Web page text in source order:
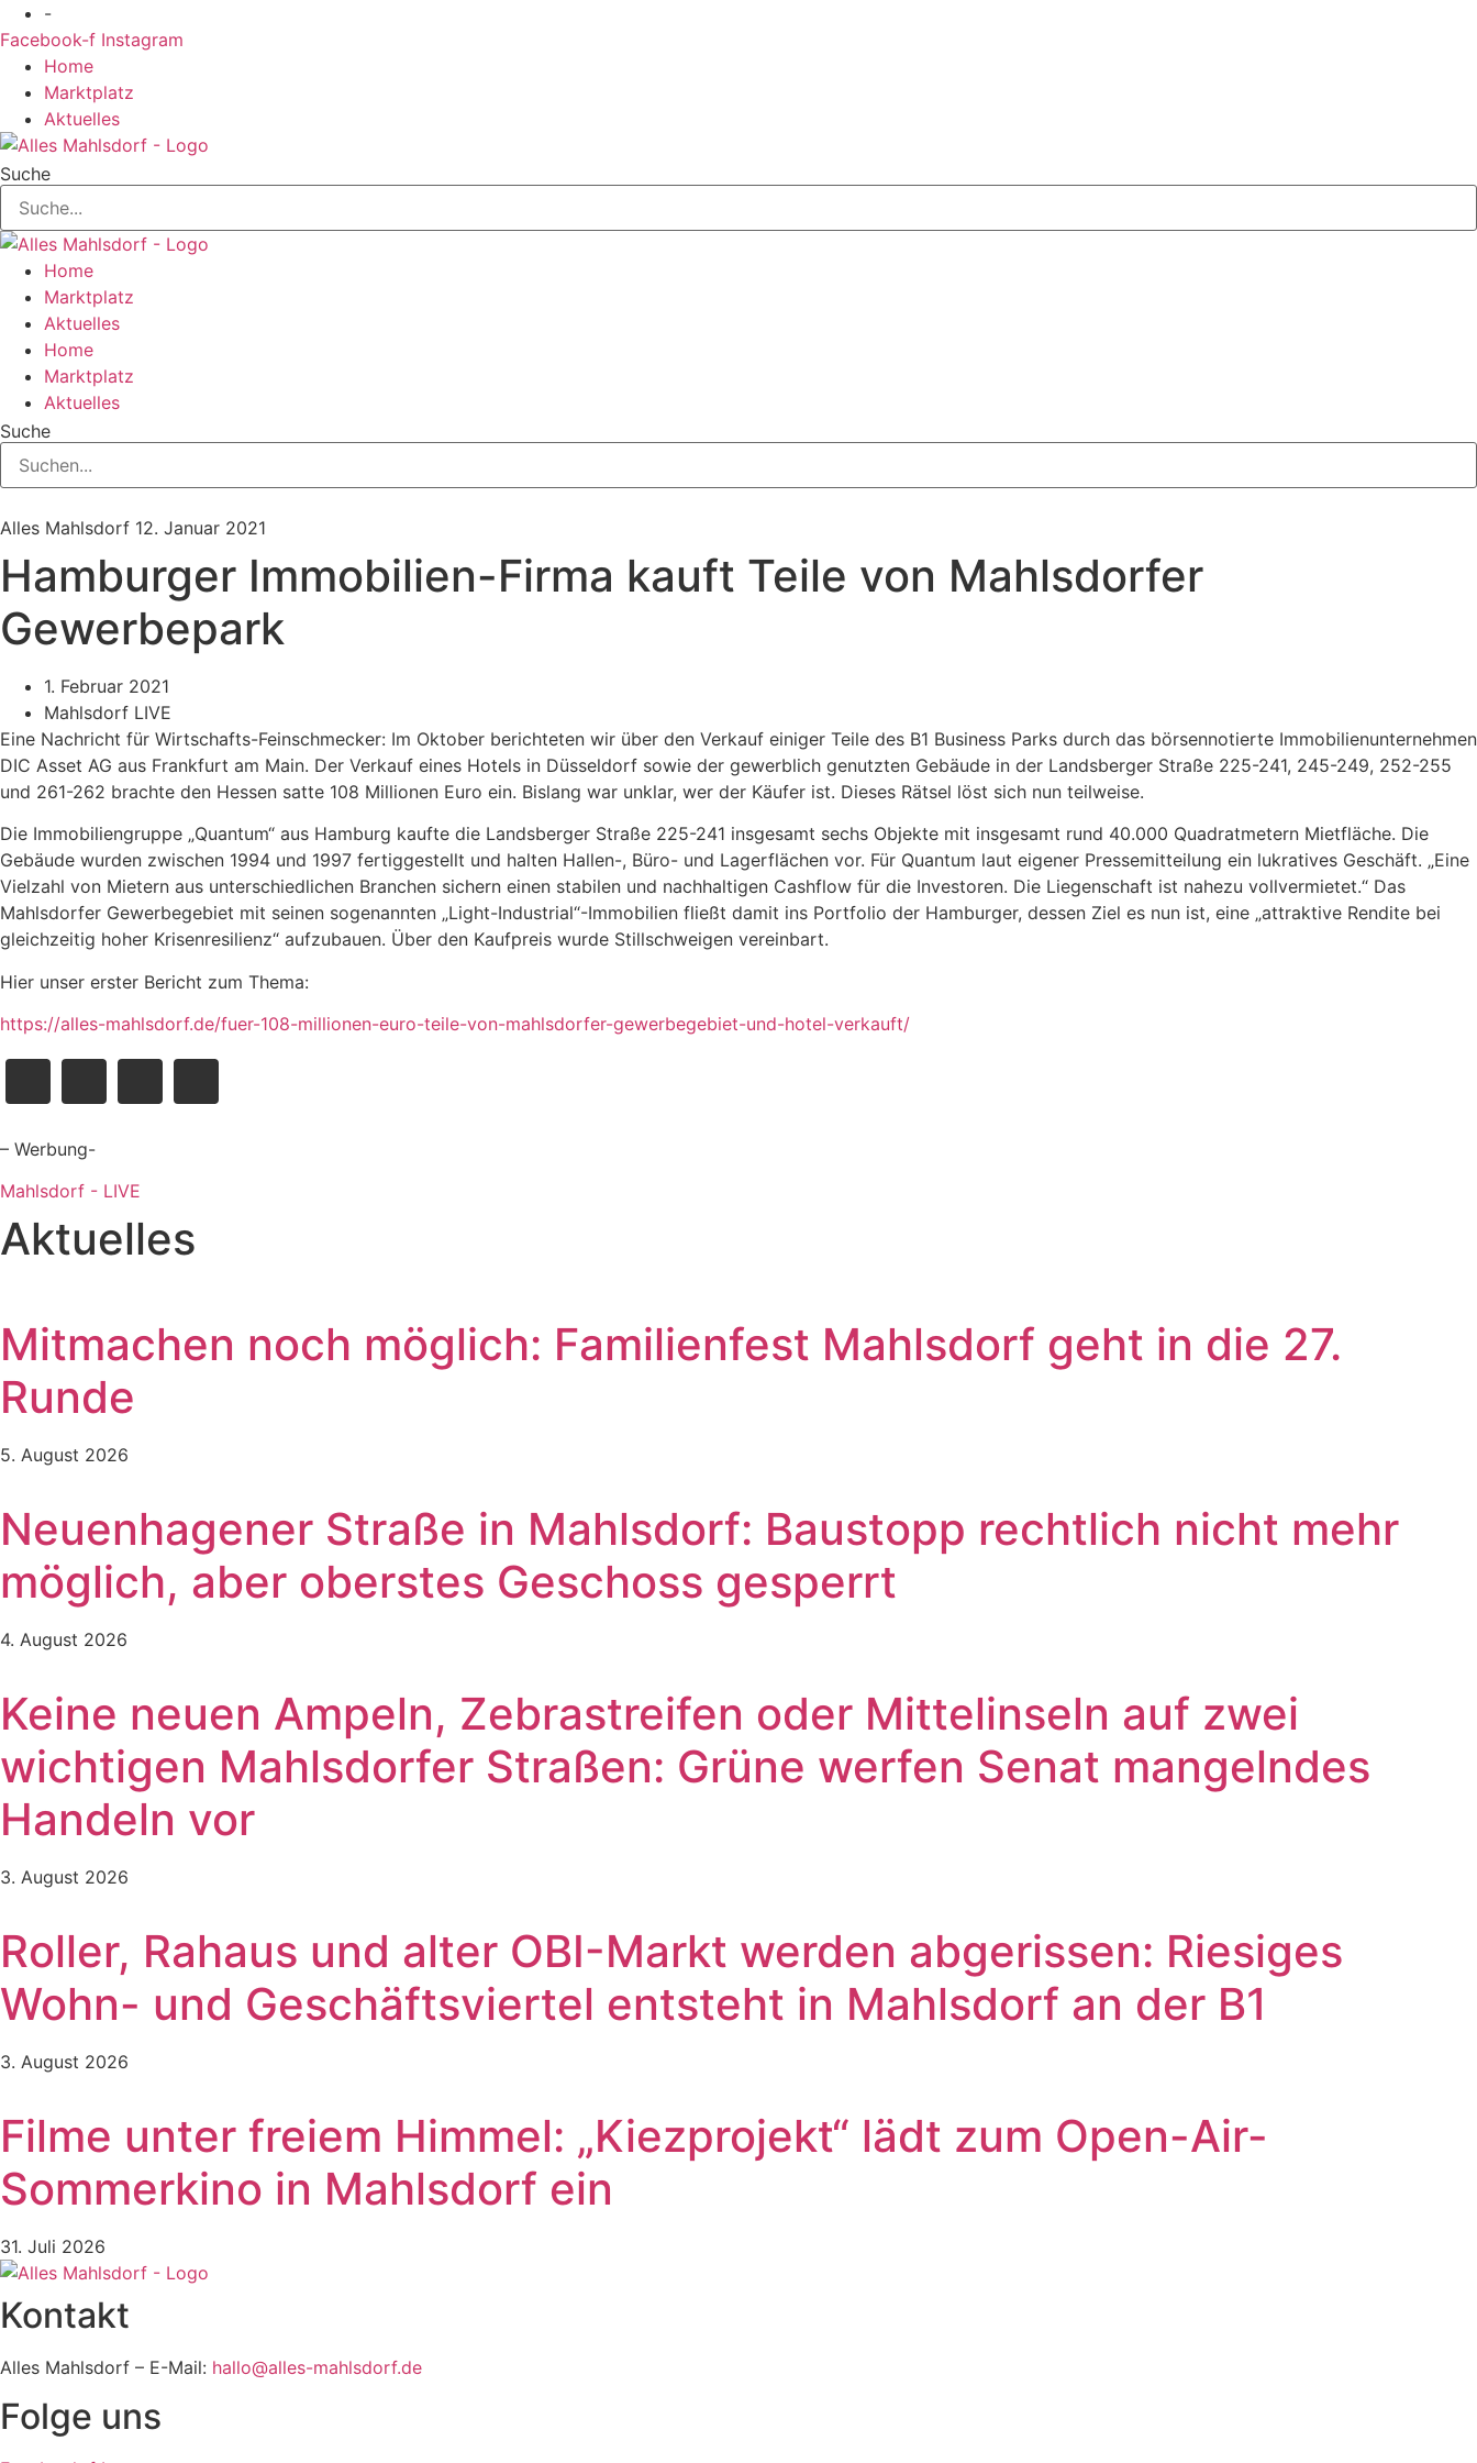
Zum
Inhalt
springen
-
Facebook-f Instagram
Home
Marktplatz
Aktuelles
Suche
Home
Marktplatz
Aktuelles
Home
Marktplatz
Aktuelles
Suche
Alles Mahlsdorf 12. Januar 2021
Hamburger Immobilien-Firma kauft Teile von Mahlsdorfer
Gewerbepark
1. Februar 2021
Mahlsdorf LIVE
Eine Nachricht für Wirtschafts-Feinschmecker: Im Oktober berichteten wir über den Verkauf einiger Teile des B1 Business Parks durch das börsennotierte Immobilienunternehmen
DIC Asset AG aus Frankfurt am Main. Der Verkauf eines Hotels in Düsseldorf sowie der gewerblich genutzten Gebäude in der Landsberger Straße 225-241, 245-249, 252-255
und 261-262 brachte den Hessen satte 108 Millionen Euro ein. Bislang war unklar, wer der Käufer ist. Dieses Rätsel löst sich nun teilweise.
Die Immobiliengruppe „Quantum“ aus Hamburg kaufte die Landsberger Straße 225-241 insgesamt sechs Objekte mit insgesamt rund 40.000 Quadratmetern Mietfläche. Die
Gebäude wurden zwischen 1994 und 1997 fertiggestellt und halten Hallen-, Büro- und Lagerflächen vor. Für Quantum laut eigener Pressemitteilung ein lukratives Geschäft. „Eine
Vielzahl von Mietern aus unterschiedlichen Branchen sichern einen stabilen und nachhaltigen Cashflow für die Investoren. Die Liegenschaft ist nahezu vollvermietet.“ Das
Mahlsdorfer Gewerbegebiet mit seinen sogenannten „Light-Industrial“-Immobilien fließt damit ins Portfolio der Hamburger, dessen Ziel es nun ist, eine „attraktive Rendite bei
gleichzeitig hoher Krisenresilienz“ aufzubauen. Über den Kaufpreis wurde Stillschweigen vereinbart.
Hier unser erster Bericht zum Thema:
https://alles-mahlsdorf.de/fuer-108-millionen-euro-teile-von-mahlsdorfer-gewerbegebiet-und-hotel-verkauft/
– Werbung-
Mahlsdorf - LIVE
Aktuelles
Mitmachen noch möglich: Familienfest Mahlsdorf geht in die 27.
Runde
5. August 2026
Neuenhagener Straße in Mahlsdorf: Baustopp rechtlich nicht mehr
möglich, aber oberstes Geschoss gesperrt
4. August 2026
Keine neuen Ampeln, Zebrastreifen oder Mittelinseln auf zwei
wichtigen Mahlsdorfer Straßen: Grüne werfen Senat mangelndes
Handeln vor
3. August 2026
Roller, Rahaus und alter OBI-Markt werden abgerissen: Riesiges
Wohn- und Geschäftsviertel entsteht in Mahlsdorf an der B1
3. August 2026
Filme unter freiem Himmel: „Kiezprojekt“ lädt zum Open-Air-
Sommerkino in Mahlsdorf ein
31. Juli 2026
Kontakt
Alles Mahlsdorf – E-Mail: hallo@alles-mahlsdorf.de
Folge uns